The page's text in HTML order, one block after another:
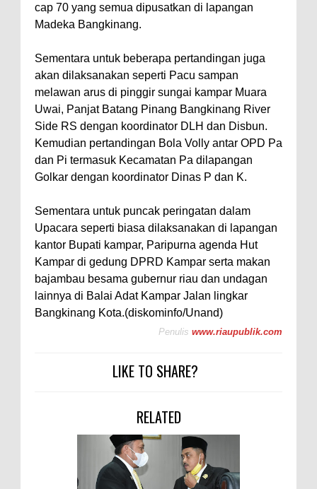
cap 70 yang semua dipusatkan di lapangan
Madeka Bangkinang.
Sementara untuk beberapa pertandingan juga
akan dilaksanakan seperti Pacu sampan
melawan arus di pinggir sungai kampar Muara
Uwai, Panjat Batang Pinang Bangkinang River
Side RS dengan koordinator DLH dan Disbun.
Kemudian pertandingan Bola Volly antar OPD Pa
dan Pi termasuk Kecamatan Pa dilapangan
Golkar dengan koordinator Dinas P dan K.
Sementara untuk puncak peringatan dalam
Upacara seperti biasa dilaksanakan di lapangan
kantor Bupati kampar, Paripurna agenda Hut
Kampar di gedung DPRD Kampar serta makan
bajambau besama gubernur riau dan undagan
lainnya di Balai Adat Kampar Jalan lingkar
Bangkinang Kota.(diskominfo/Unand)
Penulis www.riaupublik.com
LIKE TO SHARE?
RELATED